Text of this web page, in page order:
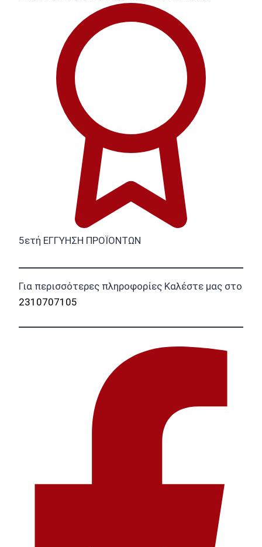
5ετή ΕΓΓΥΗΣΗ ΠΡΟΪΟΝΤΩΝ
Για περισσότερες πληροφορίες Καλέστε μας στο
2310707105